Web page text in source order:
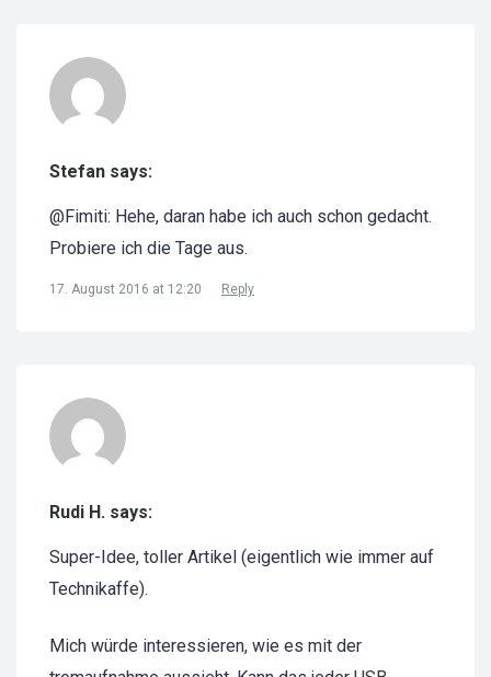
Stefan says:
@Fimiti: Hehe, daran habe ich auch schon gedacht.
Probiere ich die Tage aus.
17. August 2016 at 12:20 Reply
Rudi H. says:
Super-Idee, toller Artikel (eigentlich wie immer auf
Technikaffe).
Mich würde interessieren, wie es mit der